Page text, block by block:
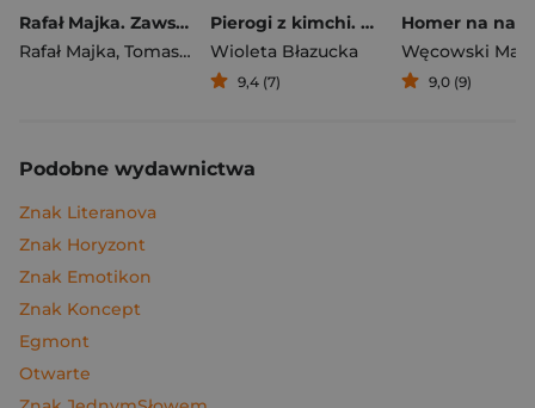
Rafał Majka. Zawsze z przodu. Rozmawia Tomasz Kalemba - książka z autografem
Rafał Majka, Tomasz Kalemba
Pierogi z kimchi. Moje ulubione azjatyckie przepisy
Wioleta Błazucka
9,4 (7)
Węcowski
9,0 (9)
Podobne wydawnictwa
Znak Literanova
Znak Horyzont
Znak Emotikon
Znak Koncept
Egmont
Otwarte